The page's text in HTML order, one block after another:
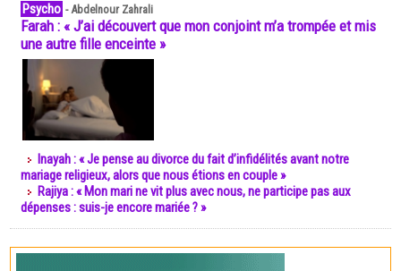
Psycho -Abdelnour Zahrali
Farah : « J’ai découvert que mon conjoint m’a trompée et mis
une autre fille enceinte »
Inayah : « Je pense au divorce du fait d’infidélités avant notre
mariage religieux, alors que nous étions en couple »
Rajiya : « Mon mari ne vit plus avec nous, ne participe pas aux
dépenses : suis-je encore mariée ? »